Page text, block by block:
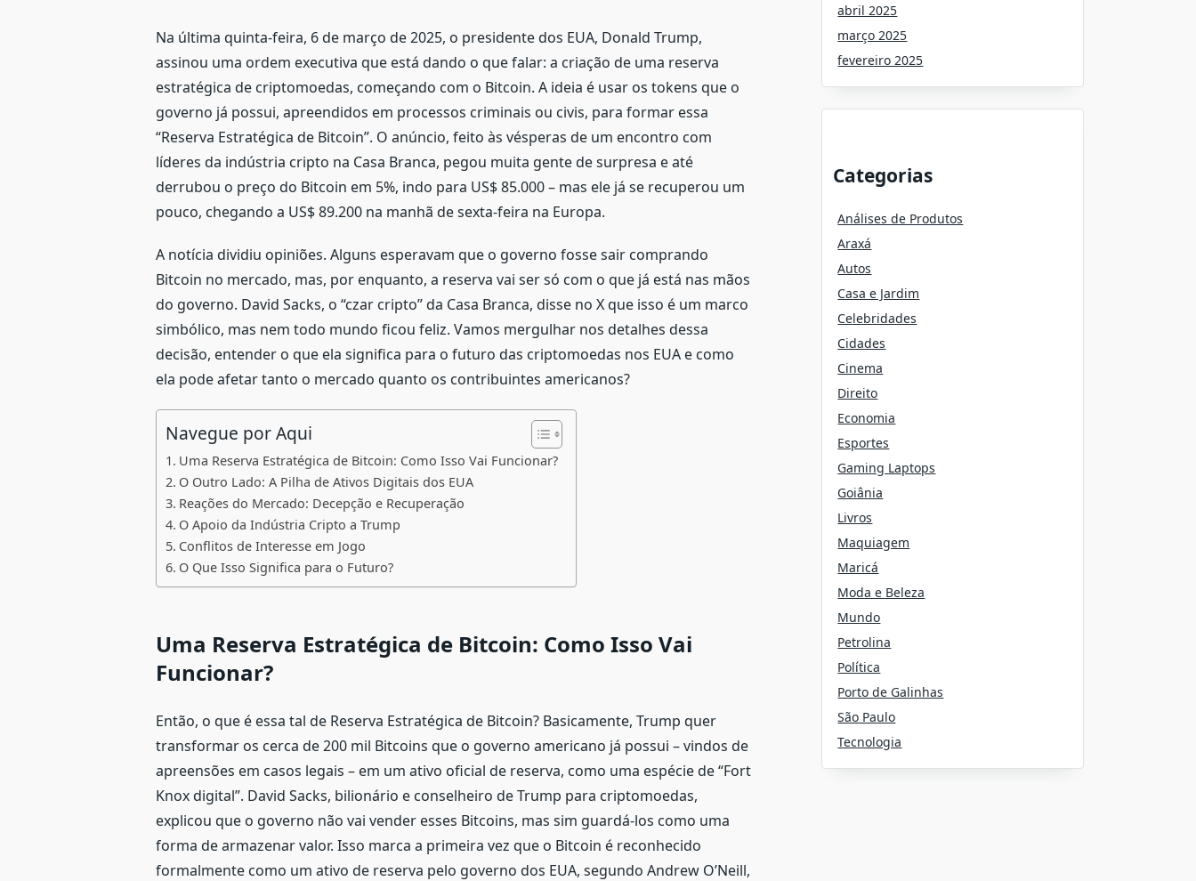
Na última quinta-feira, 6 de março de 2025, o presidente dos EUA, Donald Trump,
assinou uma ordem executiva que está dando o que falar: a criação de uma reserva
estratégica de criptomoedas, começando com o Bitcoin. A ideia é usar os tokens que o
governo já possui, apreendidos em processos criminais ou civis, para formar essa
“Reserva Estratégica de Bitcoin”. O anúncio, feito às vésperas de um encontro com
líderes da indústria cripto na Casa Branca, pegou muita gente de surpresa e até
derrubou o preço do Bitcoin em 5%, indo para US$ 85.000 – mas ele já se recuperou um
pouco, chegando a US$ 89.200 na manhã de sexta-feira na Europa.
A notícia dividiu opiniões. Alguns esperavam que o governo fosse sair comprando
Bitcoin no mercado, mas, por enquanto, a reserva vai ser só com o que já está nas mãos
do governo. David Sacks, o “czar cripto” da Casa Branca, disse no X que isso é um marco
simbólico, mas nem todo mundo ficou feliz. Vamos mergulhar nos detalhes dessa
decisão, entender o que ela significa para o futuro das criptomoedas nos EUA e como
ela pode afetar tanto o mercado quanto os contribuintes americanos?
Navegue por Aqui
Uma Reserva Estratégica de Bitcoin: Como Isso Vai Funcionar?
O Outro Lado: A Pilha de Ativos Digitais dos EUA
Reações do Mercado: Decepção e Recuperação
O Apoio da Indústria Cripto a Trump
Conflitos de Interesse em Jogo
O Que Isso Significa para o Futuro?
Uma Reserva Estratégica de Bitcoin: Como Isso Vai
Funcionar?
Então, o que é essa tal de Reserva Estratégica de Bitcoin? Basicamente, Trump quer
transformar os cerca de 200 mil Bitcoins que o governo americano já possui – vindos de
apreensões em casos legais – em um ativo oficial de reserva, como uma espécie de “Fort
Knox digital”. David Sacks, bilionário e conselheiro de Trump para criptomoedas,
explicou que o governo não vai vender esses Bitcoins, mas sim guardá-los como uma
forma de armazenar valor. Isso marca a primeira vez que o Bitcoin é reconhecido
formalmente como um ativo de reserva pelo governo dos EUA, segundo Andrew O’Neill,
abril 2025
março 2025
fevereiro 2025
Categorias
Análises de Produtos
Araxá
Autos
Casa e Jardim
Celebridades
Cidades
Cinema
Direito
Economia
Esportes
Gaming Laptops
Goiânia
Livros
Maquiagem
Maricá
Moda e Beleza
Mundo
Petrolina
Política
Porto de Galinhas
São Paulo
Tecnologia